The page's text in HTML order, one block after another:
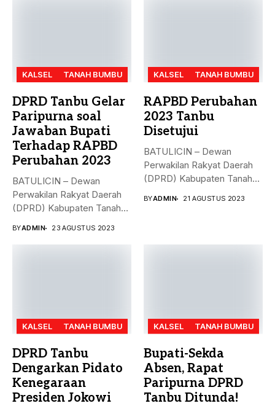
KALSEL TANAH BUMBU
DPRD Tanbu Gelar
Paripurna soal
Jawaban Bupati
Terhadap RAPBD
Perubahan 2023
BATULICIN – Dewan
Perwakilan Rakyat Daerah
(DPRD) Kabupaten Tanah
BYADMIN 23 AGUSTUS 2023
KALSEL TANAH BUMBU
RAPBD Perubahan
2023 Tanbu
Disetujui
BATULICIN – Dewan
Perwakilan Rakyat Daerah
(DPRD) Kabupaten Tanah
BYADMIN 21 AGUSTUS 2023
KALSEL TANAH BUMBU
DPRD Tanbu
Dengarkan Pidato
Kenegaraan
Presiden Jokowi
KALSEL TANAH BUMBU
Bupati-Sekda
Absen, Rapat
Paripurna DPRD
Tanbu Ditunda!